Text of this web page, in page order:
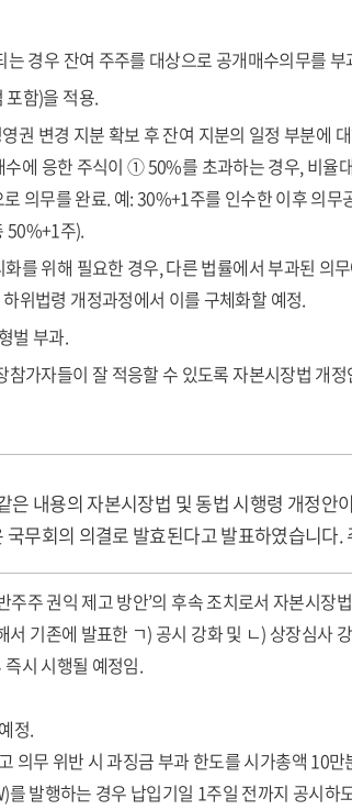
경우 잔여 주주를 대상으로 공개매수의무를 부
포함)을 적용.
권 변경 지분 확보 후 잔여 지분의 일정 부분에
수에 응한 주식이 ① 50%를 초과하는 경우, 비
의무를 완료. 예: 30%+1주를 인수한 이후 의
50%+1주).
를 위해 필요한 경우, 다른 법률에서 부과된 의
위법령 개정과정에서 이를 구체화할 예정.
벌 부과.
가자들이 잘 적응할 수 있도록 자본시장법 개
내용의 자본시장법 및 동법 시행령 개정안
국무회의 의결로 발효된다고 발표하였습니다
주 권익 제고 방안’의 후속 조치로서 자본시장
기존에 발표한 ㄱ) 공시 강화 및 ㄴ) 상장심사
시 시행될 예정임.
정.
의무 위반 시 과징금 부과 한도를 시가총액 10
발행하는 경우 납입기일 1주일 전까지 공시하